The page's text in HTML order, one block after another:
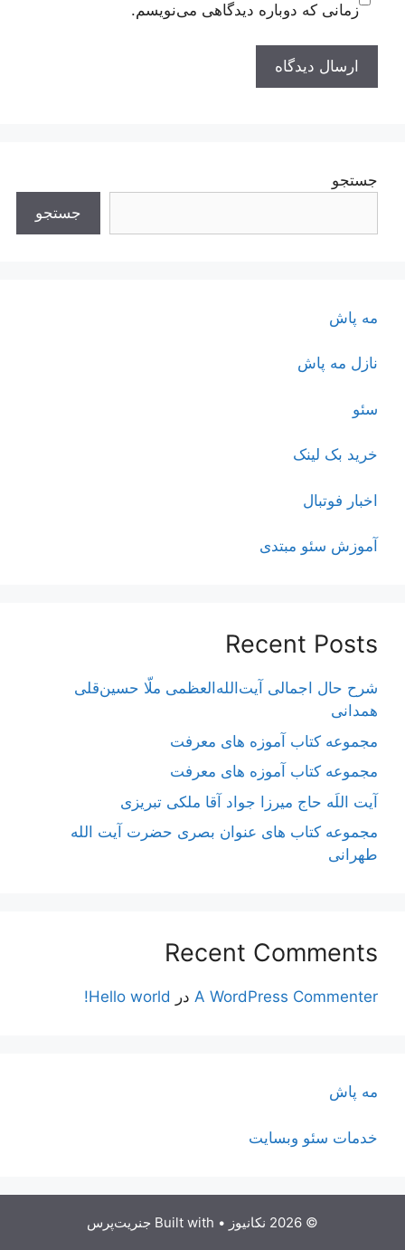
زمانی که دوباره دیدگاهی می‌نویسم.
جستجو
جستجو
مه پاش
نازل مه پاش
سئو
خرید بک لینک
اخبار فوتبال
آموزش سئو مبتدی
Recent Posts
شرح حال اجمالی آیت‌الله‌العظمی ملّا حسین‌قلی
همدانی
مجموعه کتاب آموزه های معرفت
مجموعه کتاب آموزه های معرفت
آیت اللَه حاج میرزا جواد آقا ملکی تبریزی
مجموعه کتاب های عنوان بصری حضرت آیت الله
طهرانی
Recent Comments
A WordPress Commenter در Hello world!
مه پاش
خدمات سئو وبسایت
© 2026 نکانیوز • Built with جنریت‌پرس